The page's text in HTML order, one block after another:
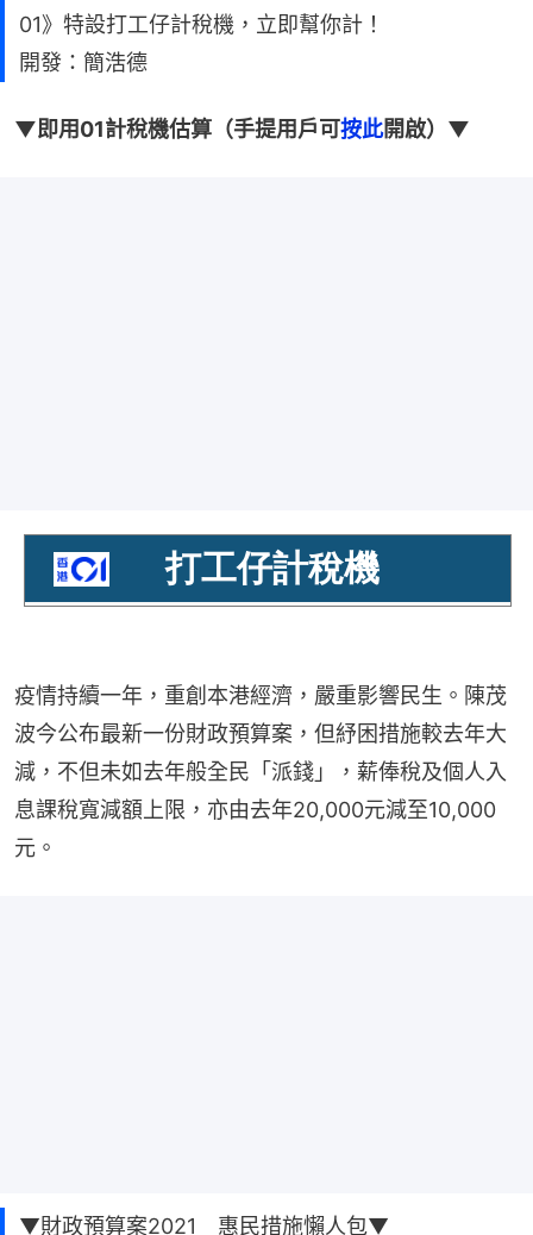
01》特設打工仔計稅機，立即幫你計！
開發：簡浩德
▼即用01計稅機估算（手提用戶可按此開啟）▼
疫情持續一年，重創本港經濟，嚴重影響民生。陳茂
波今公布最新一份財政預算案，但紓困措施較去年大
減，不但未如去年般全民「派錢」，薪俸稅及個人入
息課稅寬減額上限，亦由去年20,000元減至10,000
元。
▼財政預算案2021 惠民措施懶人包▼